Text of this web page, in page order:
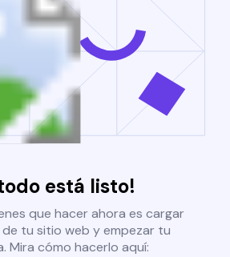
todo está listo!
que hacer ahora es cargar
tu sitio web y empezar tu
Mira cómo hacerlo aquí: